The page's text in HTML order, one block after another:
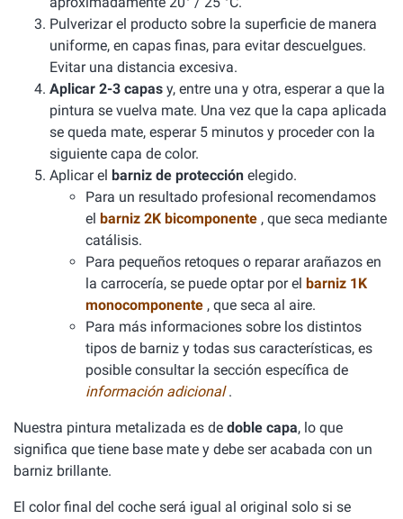
Pulverizar el producto sobre la superficie de manera
uniforme, en capas finas, para evitar descuelgues.
Evitar una distancia excesiva.
Aplicar 2-3 capas y, entre una y otra, esperar a que la
pintura se vuelva mate. Una vez que la capa aplicada
se queda mate, esperar 5 minutos y proceder con la
siguiente capa de color.
Aplicar el barniz de protección elegido.
Para un resultado profesional recomendamos
el barniz 2K bicomponente , que seca mediante
catálisis.
Para pequeños retoques o reparar arañazos en
la carrocería, se puede optar por el barniz 1K
monocomponente , que seca al aire.
Para más informaciones sobre los distintos
tipos de barniz y todas sus características, es
posible consultar la sección específica de
información adicional.
Nuestra pintura metalizada es de doble capa, lo que
significa que tiene base mate y debe ser acabada con un
barniz brillante.
El color final del coche será igual al original solo si se